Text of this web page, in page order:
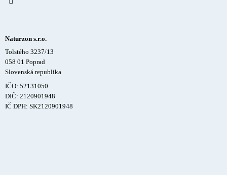
Naturzon s.r.o.
Tolstého 3237/13
058 01 Poprad
Slovenská republika
IČO: 52131050
DIČ: 2120901948
IČ DPH: SK2120901948